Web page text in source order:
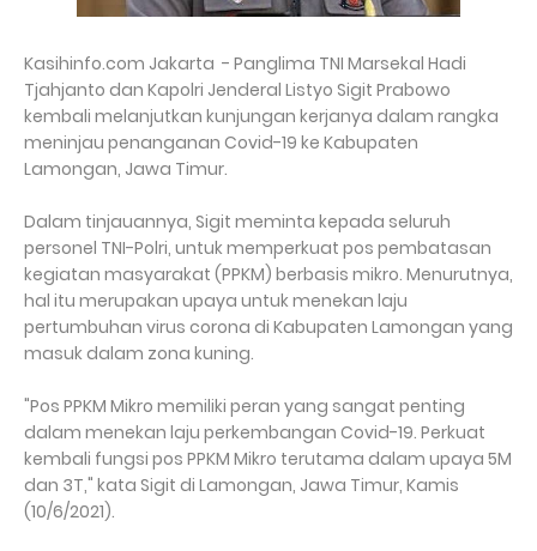
Kasihinfo.com Jakarta - Panglima TNI Marsekal Hadi
Tjahjanto dan Kapolri Jenderal Listyo Sigit Prabowo
kembali melanjutkan kunjungan kerjanya dalam rangka
meninjau penanganan Covid-19 ke Kabupaten
Lamongan, Jawa Timur.
Dalam tinjauannya, Sigit meminta kepada seluruh
personel TNI-Polri, untuk memperkuat pos pembatasan
kegiatan masyarakat (PPKM) berbasis mikro. Menurutnya,
hal itu merupakan upaya untuk menekan laju
pertumbuhan virus corona di Kabupaten Lamongan yang
masuk dalam zona kuning.
"Pos PPKM Mikro memiliki peran yang sangat penting
dalam menekan laju perkembangan Covid-19. Perkuat
kembali fungsi pos PPKM Mikro terutama dalam upaya 5M
dan 3T," kata Sigit di Lamongan, Jawa Timur, Kamis
(10/6/2021).